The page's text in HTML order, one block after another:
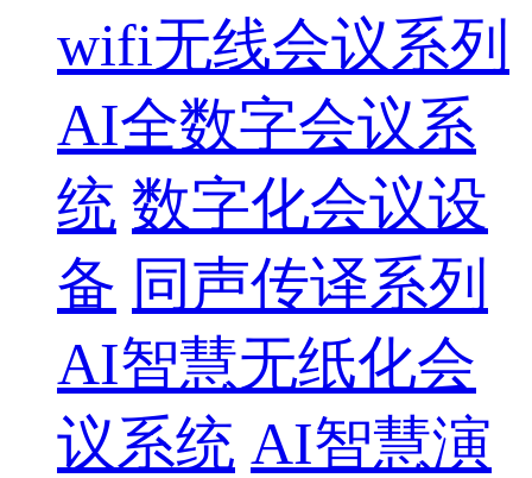
wifi无线会议系列
AI全数字会议系
统 数字化会议设
备 同声传译系列
AI智慧无纸化会
议系统 AI智慧演